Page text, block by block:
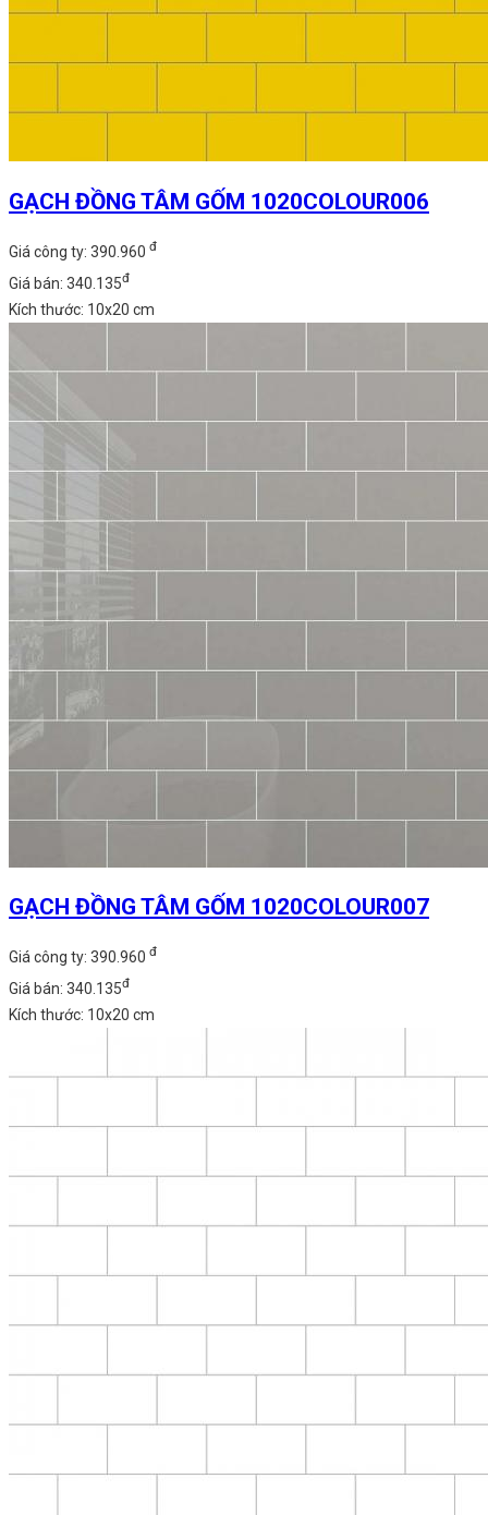
GẠCH ĐỒNG TÂM GỐM 1020COLOUR006
Giá công ty: 390.960 đ
Giá bán: 340.135đ
Kích thước: 10x20 cm
GẠCH ĐỒNG TÂM GỐM 1020COLOUR007
Giá công ty: 390.960 đ
Giá bán: 340.135đ
Kích thước: 10x20 cm